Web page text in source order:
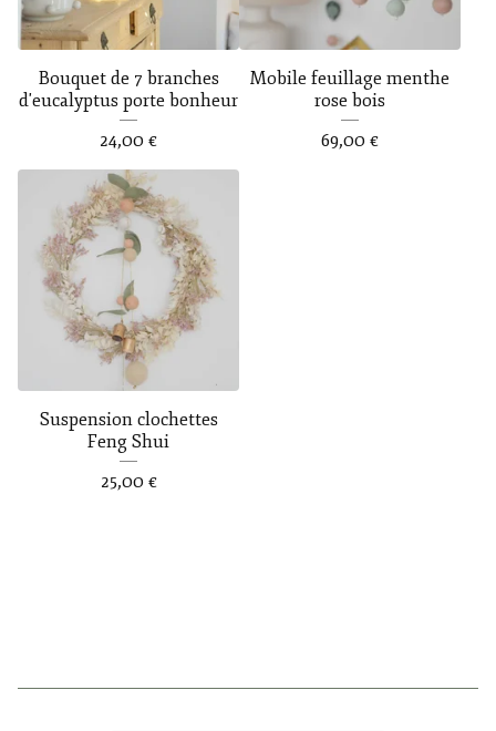
Bouquet de 7 branches
d'eucalyptus porte bonheur
24,00 €
Mobile feuillage menthe
rose bois
69,00 €
Suspension clochettes
Feng Shui
25,00 €